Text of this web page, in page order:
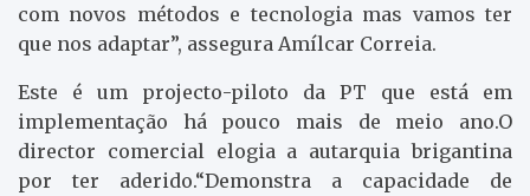
com novos métodos e tecnologia mas vamos ter
que nos adaptar”, assegura Amílcar Correia.
Este é um projecto-piloto da PT que está em
implementação há pouco mais de meio ano.O
director comercial elogia a autarquia brigantina
por ter aderido.“Demonstra a capacidade de